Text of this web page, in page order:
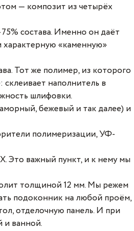
— композит из четырёх
состава. Именно он даёт
характерную «каменную»
Тот же полимер, из которого
наполнитель в
шлифовки.
бежевый и так далее) и
полимеризации, УФ-
Это важный пункт, и к нему мы
толщиной 12 мм. Мы режем
подоконник на любой проём,
отделочную панель. И при
и ванной.